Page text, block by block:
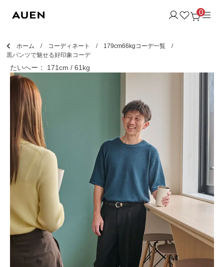
0
ホーム コーディネート
179cm66kgコーデ一覧
黒パンツで魅せる好印象コーデ
たいへー： 171cm / 61kg